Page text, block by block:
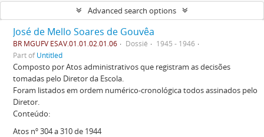
Advanced search options
José de Mello Soares de Gouvêa
BR MGUFV ESAV.01.01.02.01.06 Dossiê
1945 - 1946
Part ofUntitled
Composto por Atos administrativos que registram as decisões
tomadas pelo Diretor da Escola.
Foram listados em ordem numérico-cronológica todos assinados pelo
Diretor.
Conteúdo:
Atos nº 304 a 310 de 1944